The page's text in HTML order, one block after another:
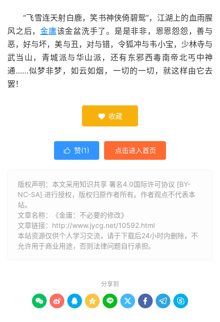
“飞雪连天射白鹿，笑书神侠倚碧鸳”，江湖上的血雨腥
风之后， 金庸该金盆洗手了。是是非非，恩恩怨怨，善与
恶，好与坏，美与丑，对与错，令狐冲与韦小宝，少林寺与
武当山，青城派与华山派，还有东邪西毒南帝北丐中神
通……似梦非梦，如云如烟，一切的一切，就这样由它去
罢！
 收藏
 赞(1) 点击进入首页
版权声明：本文采用知识共享 署名4.0国际许可协议 [BY-
NC-SA] 进行授权，版权归原作者所有。作者观点不代表本
站。
文章名称：《金庸：不必要的修改》
文章链接： http://www.jycg.net/10592.html
本站资源仅供个人学习交流，请于下载后24小时内删除，不
允许用于商业用途，否则法律问题自行承担。
分享到
        